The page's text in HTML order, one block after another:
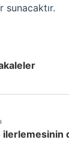
sunacaktır.
ilerlemesinin